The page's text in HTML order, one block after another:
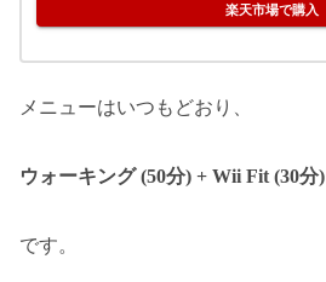
楽天市場で購入
メニューはいつもどおり、
ウォーキング (50分) + Wii Fit (30分)
です。